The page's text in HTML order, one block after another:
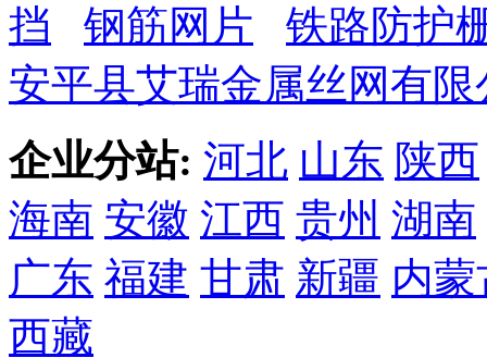
挡
钢筋网片
铁路防护
安平县艾瑞金属丝网有限
企业分站: 河北 山东 陕西
海南 安徽 江西 贵州 湖南
广东 福建 甘肃 新疆 内蒙
西藏